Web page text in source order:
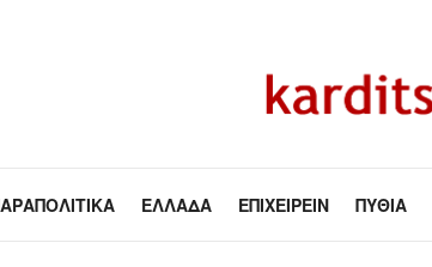
ΕΛΛΆΔΑ ΕΠΙΧΕΙΡΕΊΝ ΠΥΘΊΑ